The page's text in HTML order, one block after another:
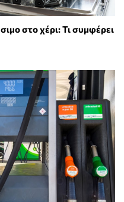
στο χέρι: Τι συμφέρει